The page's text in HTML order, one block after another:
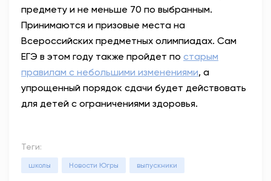
предмету и не меньше 70 по выбранным.
Принимаются и призовые места на
Всероссийских предметных олимпиадах. Сам
ЕГЭ в этом году также пройдет по старым
правилам с небольшими изменениями, а
упрощенный порядок сдачи будет действовать
для детей с ограничениями здоровья.
Теги:
школы Новости Югры выпускники